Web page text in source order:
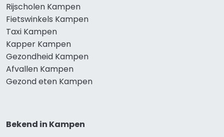
Rijscholen Kampen
Fietswinkels Kampen
Taxi Kampen
Kapper Kampen
Gezondheid Kampen
Afvallen Kampen
Gezond eten Kampen
Bekend in Kampen